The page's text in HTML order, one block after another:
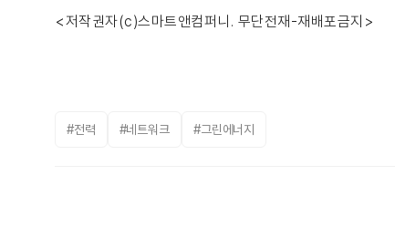
<저작권자(c)스마트앤컴퍼니. 무단전재-재배포금지>
#전력 #네트워크 #그린에너지